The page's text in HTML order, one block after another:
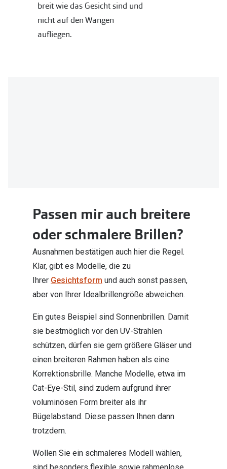
breit wie das Gesicht sind und
nicht auf den Wangen
aufliegen.
Passen mir auch breitere
oder schmalere Brillen?
Ausnahmen bestätigen auch hier die Regel.
Klar, gibt es Modelle, die zu
Ihrer Gesichtsform und auch sonst passen,
aber von Ihrer Idealbrillengröße abweichen.
Ein gutes Beispiel sind Sonnenbrillen. Damit
sie bestmöglich vor den UV-Strahlen
schützen, dürfen sie gern größere Gläser und
einen breiteren Rahmen haben als eine
Korrektionsbrille. Manche Modelle, etwa im
Cat-Eye-Stil, sind zudem aufgrund ihrer
voluminösen Form breiter als ihr
Bügelabstand. Diese passen Ihnen dann
trotzdem.
Wollen Sie ein schmaleres Modell wählen,